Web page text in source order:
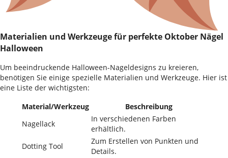
Materialien und Werkzeuge für perfekte Oktober Nägel
Halloween
Um beeindruckende Halloween-Nageldesigns zu kreieren,
benötigen Sie einige spezielle Materialien und Werkzeuge. Hier ist
eine Liste der wichtigsten:
Material/Werkzeug
Beschreibung
Nagellack
In verschiedenen Farben
erhältlich.
Dotting Tool
Zum Erstellen von Punkten und
Details.